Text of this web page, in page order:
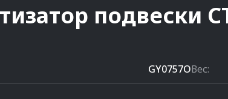
подвески
GY0757OВес: